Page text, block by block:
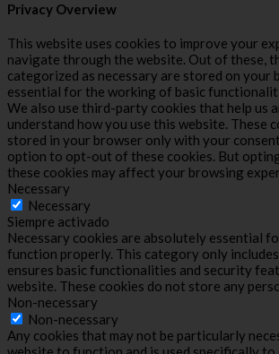
Privacy Overview
This website uses cookies to improve your
navigate through the website. Out of these,
categorized as necessary are stored on your
essential for the working of basic
We also use third-party cookies that help us
understand how you use this website. These
stored in your browser only with your
option to opt-out of these cookies. But
these cookies may affect your browsing
Necessary
Necessary
Siempre activado
Necessary cookies are absolutely essential
function properly. This category only
ensures basic functionalities and security
website. These cookies do not store any
Non-necessary
Non-necessary
Any cookies that may not be particularly